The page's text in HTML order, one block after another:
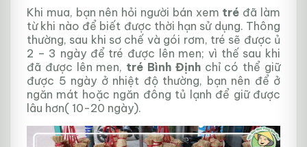
Khi mua, bạn nên hỏi người bán xem tré đã làm
từ khi nào để biết được thời hạn sử dụng. Thông
thường, sau khi sơ chế và gói rơm, tré sẽ được ủ
2 – 3 ngày để tré được lên men; vì thế sau khi
đã được lên men, tré Bình Địnhchỉ có thể giữ
được 5 ngày ở nhiệt độ thường, bạn nên để ở
ngăn mát hoặc ngăn đông tủ lạnh để giữ được
lâu hơn( 10-20 ngày).